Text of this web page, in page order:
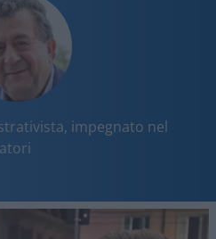
impegnato nel